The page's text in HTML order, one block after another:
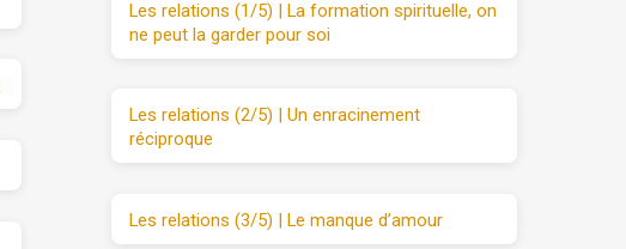
Les relations (1/5) | La formation spirituelle, on
ne peut la garder pour soi
Les relations (2/5) | Un enracinement
réciproque
Les relations (3/5) | Le manque d’amour